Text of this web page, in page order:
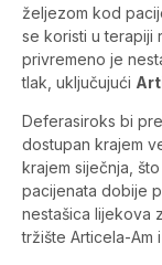
željezom kod
se koristi u terapiji
privremeno je
tlak, uključujući
Deferasiroks bi
dostupan krajem
krajem siječnja,
pacijenata dobije
nestašica lijekova
tržište Articela-Am